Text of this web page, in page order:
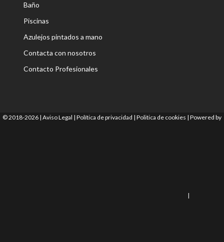
Baño
Piscinas
Azulejos pintados a mano
Contacta con nosotros
Contacto Profesionales
© 2018-2026 | Aviso Legal | Política de privacidad | Politica de cookies | Powered by
|